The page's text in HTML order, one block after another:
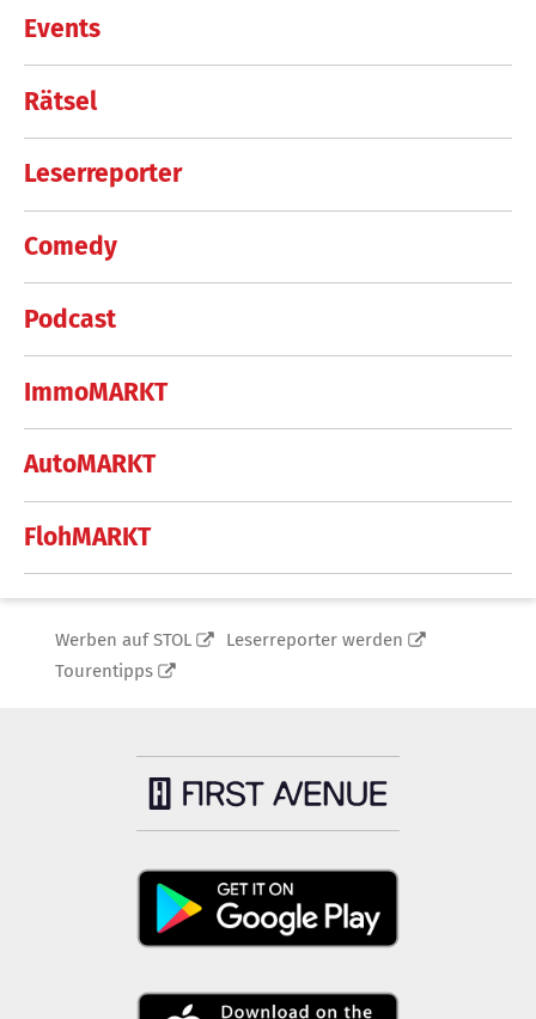
Events
Rätsel
Leserreporter
Comedy
Podcast
ImmoMARKT
AutoMARKT
FlohMARKT
Werben auf STOL
Leserreporter werden
Tourentipps